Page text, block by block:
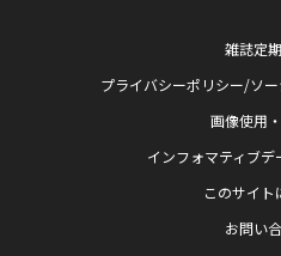
雑誌定
プライバシーポリシー/ソ
画像使用
インフォマティブ
このサイト
お問い